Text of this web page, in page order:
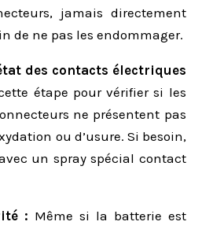
jamais directement
de ne pas les endommager.
des contacts électriques
étape pour vérifier si les
ne présentent pas
ou d’usure. Si besoin,
un spray spécial contact
: Même si la batterie est